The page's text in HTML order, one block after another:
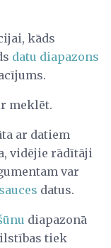
kāds
datu diapazons
meklēt.
ar datiem
vidējie rādītāji
var
datus.
diapazonā
tiek